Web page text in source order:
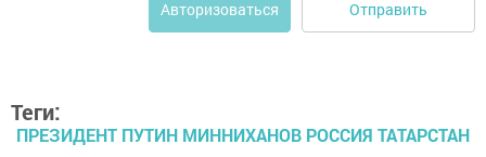
Авторизоваться Отправить
Теги:
ПРЕЗИДЕНТ ПУТИН МИННИХАНОВ РОССИЯ ТАТАРСТАН